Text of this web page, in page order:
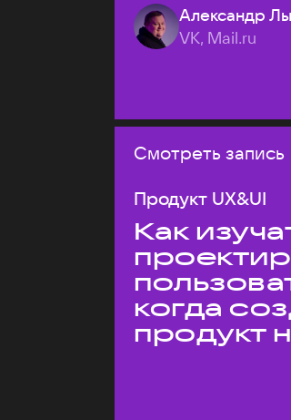
Александр
VK, Mail.ru
Смотреть запись
Продукт UX&UI
Как
когда
продукт